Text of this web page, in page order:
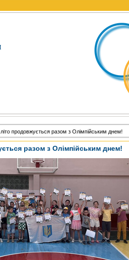
продовжується разом з Олімпійським днем!
разом з Олімпійським днем!